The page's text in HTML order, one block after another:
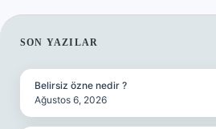
SIDEBAR
SON YAZILAR
Belirsiz özne nedir ?
Ağustos 6, 2026